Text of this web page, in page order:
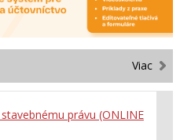
Viac
stavebnému právu (ONLINE